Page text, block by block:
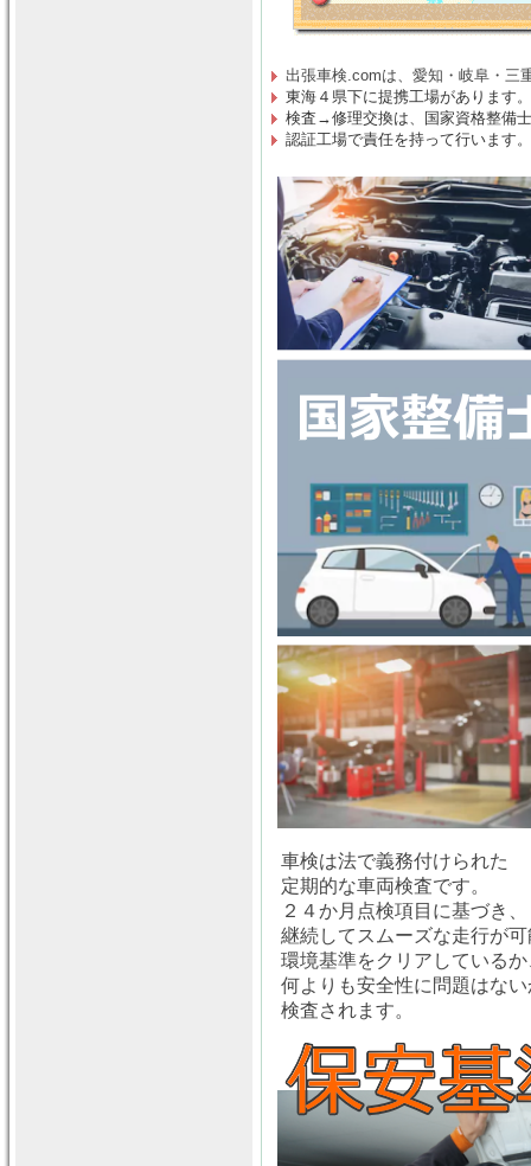
出張車検.comは、 愛知・岐阜・三
東海４県下に提携工場があります。
検査→修理交換は、
国家資格整備
認証工場で責任を持って行います。
車検は法で義務付けられた
定期的な車両検査です。
２４か月点検項目に基づき、
継続してスムーズな走行が可
環境基準をクリアしているか
何よりも安全性に問題はない
検査されます。